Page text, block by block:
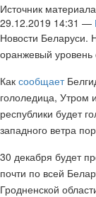
Источник
29.12.2019 14:31 —
Новости Беларуси.
оранжевый уровень
Как сообщает
гололедица, Утром
республики будет
западного ветра
30 декабря будет
почти по всей
Гродненской